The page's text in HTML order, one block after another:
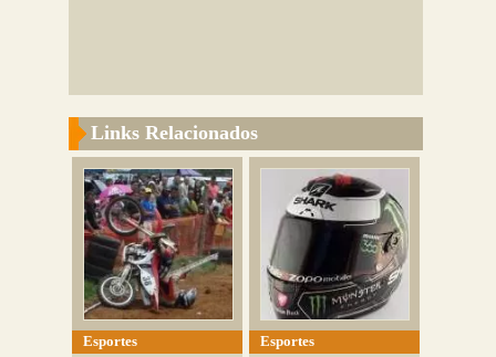
Links Relacionados
Esportes
Esportes